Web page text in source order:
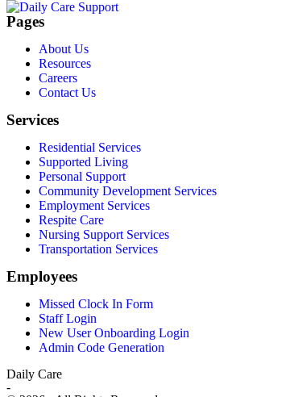
Pages
About Us
Resources
Careers
Contact Us
Services
Residential Services
Supported Living
Personal Support
Community Development Services
Employment Services
Respite Care
Nursing Support Services
Transportation Services
Employees
Missed Clock In Form
Staff Login
New User Onboarding Login
Admin Code Generation
Daily Care
-